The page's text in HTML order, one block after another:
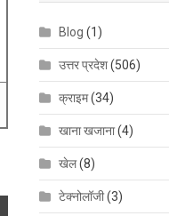
Blog (1)
उत्तर प्रदेश(506)
क्राइम(34)
खाना खजाना(4)
खेल(8)
टेक्नोलॉजी(3)